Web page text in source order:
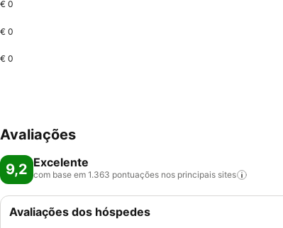
€ 0
€ 0
€ 0
Avaliações
9,2 Excelente
com base em 1.363 pontuações nos principais sites
Avaliações dos hóspedes